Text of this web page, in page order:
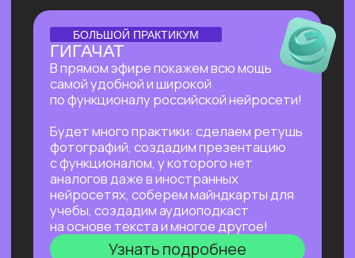
Нейросети для разработки и IT—
углубленное изучение ИИ для решения
сложных задач: генерации медиаконтента,
глубокого анализа данных, разработки
автономных систем.
Нейросети для профессий вне IT—
инструменты для автоматизации, анализа
использования: от генерация текстов
и изображений до оптимизации рутинных
процессов.
Старт в нейросетях
Нейросети для разработки и IT